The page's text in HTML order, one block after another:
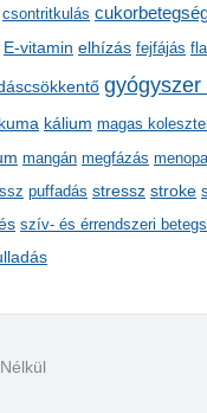
csontritkulás
E-vitamin elhízás fejfájás
gyógyszer
kálium magas
mangán megfázás
puffadás stressz stroke
szív- és érrendszeri